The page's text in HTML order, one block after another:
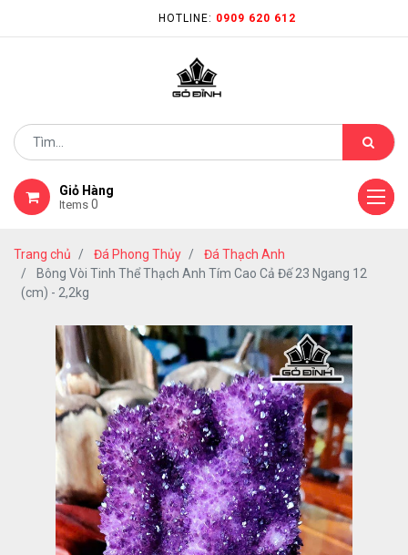
HOTLINE: 0909 620 612
Giỏ Hàng
Items 0
Trang chủ Đá Phong Thủy
Đá Thạch Anh
Bông Vòi Tinh Thể Thạch Anh Tím Cao Cả Đế 23 Ngang 12
(cm) - 2,2kg